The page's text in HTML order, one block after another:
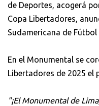
de Deportes, acogerá
Copa Libertadores,
Sudamericana de Fútbol
En el Monumental se
Libertadores de 2025 el
"¡El Monumental de